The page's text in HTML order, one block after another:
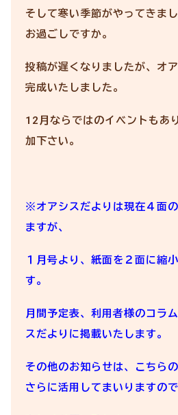
そして寒い季節がやってきま
お過ごしですか。
投稿が遅くなりましたが、オ
完成いたしました。
12月ならではのイベントもあ
加下さい。
※オアシスだよりは現在４面
ますが、
１月号より、紙面を２面に縮
す。
月間予定表、利用者様のコラ
スだよりに掲載いたします。
その他のお知らせは、こちら
さらに活用してまいりますので